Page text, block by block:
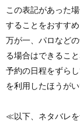
この表記があった
することをおすすめ
万が一、パロなど
る場合はできるこ
予約の日程をずら
を利用したほうが
≪以下、ネタバレ